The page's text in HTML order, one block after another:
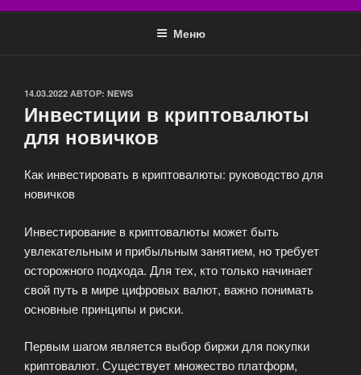
Меню
ОПУБЛИКОВАНО
14.03.2022 АВТОР: NEWS
Инвестиции в криптовалюты
для новичков
Как инвестировать в криптовалюты: руководство для
новичков
Инвестирование в криптовалюты может быть
увлекательным и прибыльным занятием, но требует
осторожного подхода. Для тех, кто только начинает
свой путь в мире цифровых валют, важно понимать
основные принципы и риски.
Первым шагом является выбор биржи для покупки
криптовалют. Существует множество платформ,